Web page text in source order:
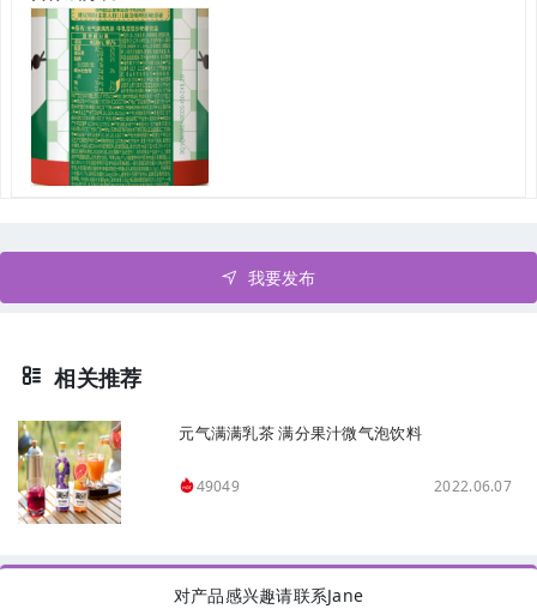
我要发布
相关推荐
元气满满乳茶 满分果汁微气泡饮料
49049 2022.06.07
对产品感兴趣请联系Jane